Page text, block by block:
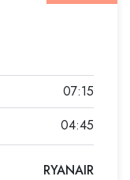
RYANAIR
07:15
04:45